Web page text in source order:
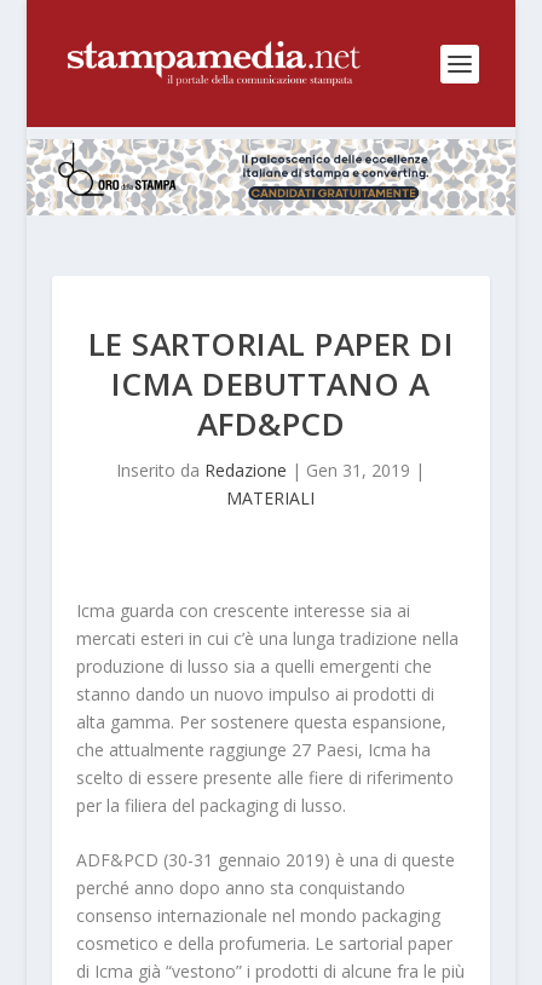
LE SARTORIAL PAPER DI
ICMA DEBUTTANO A
AFD&PCD
Inserito da Redazione | Gen 31, 2019 |
MATERIALI
Icma guarda con crescente interesse sia ai
mercati esteri in cui c’è una lunga tradizione nella
produzione di lusso sia a quelli emergenti che
stanno dando un nuovo impulso ai prodotti di
alta gamma. Per sostenere questa espansione,
che attualmente raggiunge 27 Paesi, Icma ha
scelto di essere presente alle fiere di riferimento
per la filiera del packaging di lusso.
ADF&PCD (30-31 gennaio 2019) è una di queste
perché anno dopo anno sta conquistando
consenso internazionale nel mondo packaging
cosmetico e della profumeria. Le sartorial paper
di Icma già “vestono” i prodotti di alcune fra le più